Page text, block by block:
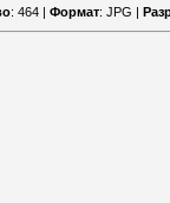
: 464 | Формат: JPG |